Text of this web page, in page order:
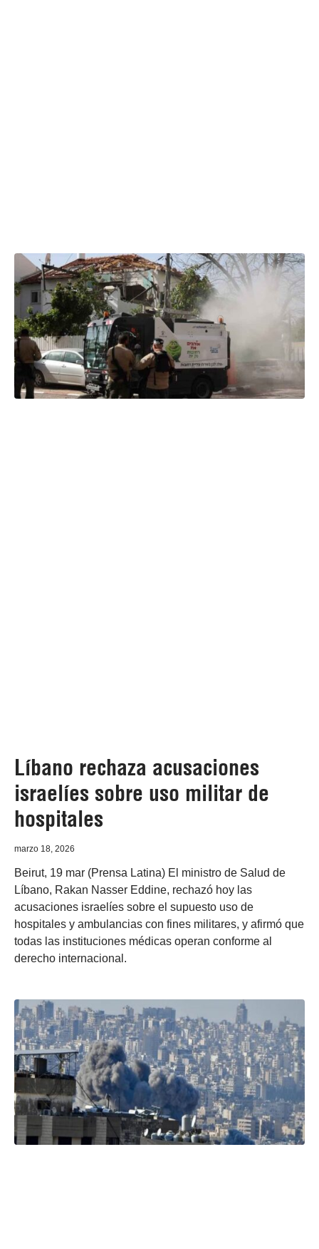
Líbano rechaza acusaciones
israelíes sobre uso militar de
hospitales
marzo 18, 2026
Beirut, 19 mar (Prensa Latina) El ministro de Salud de
Líbano, Rakan Nasser Eddine, rechazó hoy las
acusaciones israelíes sobre el supuesto uso de
hospitales y ambulancias con fines militares, y afirmó que
todas las instituciones médicas operan conforme al
derecho internacional.